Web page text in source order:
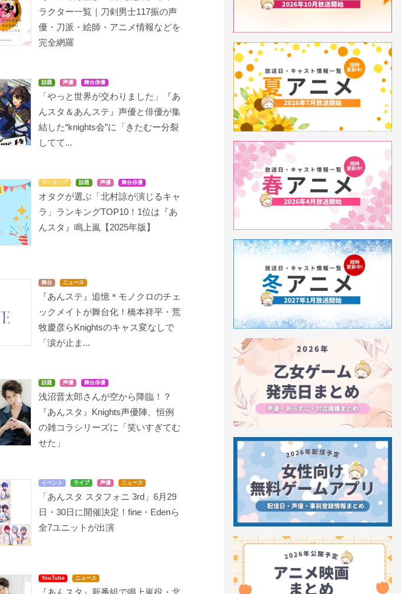
ラクター一覧｜刀剣男士117振の声
優・刀派・絵師・アニメ情報などを
完全網羅
話題 声優 舞台俳優
「やっと世界が交わりました」『あ
んスタ＆あんステ』声優と俳優が集
結した“knights会”に「きたむー分裂
してて...
ランキング 話題 声優 舞台俳優
オタクが選ぶ「北村諒が演じるキャ
ラ」ランキングTOP10！1位は『あ
んスタ』鳴上嵐【2025年版】
舞台 ニュース
『あんステ』追憶＊モノクロのチェ
ックメイトが舞台化！橋本祥平・荒
牧慶彦らKnightsのキャス変なしで
「涙が止ま...
話題 声優 舞台俳優
浅沼晋太郎さんが空から降臨！？
『あんスタ』Knights声優陣、恒例
の雑コラシリーズに「笑いすぎてむ
せた」
イベント ライブ 声優 ニュース
「あんスタ スタフォニ 3rd」6月29
日・30日に開催決定！fine・Edenら
全7ユニットが出演
YouTube ニュース